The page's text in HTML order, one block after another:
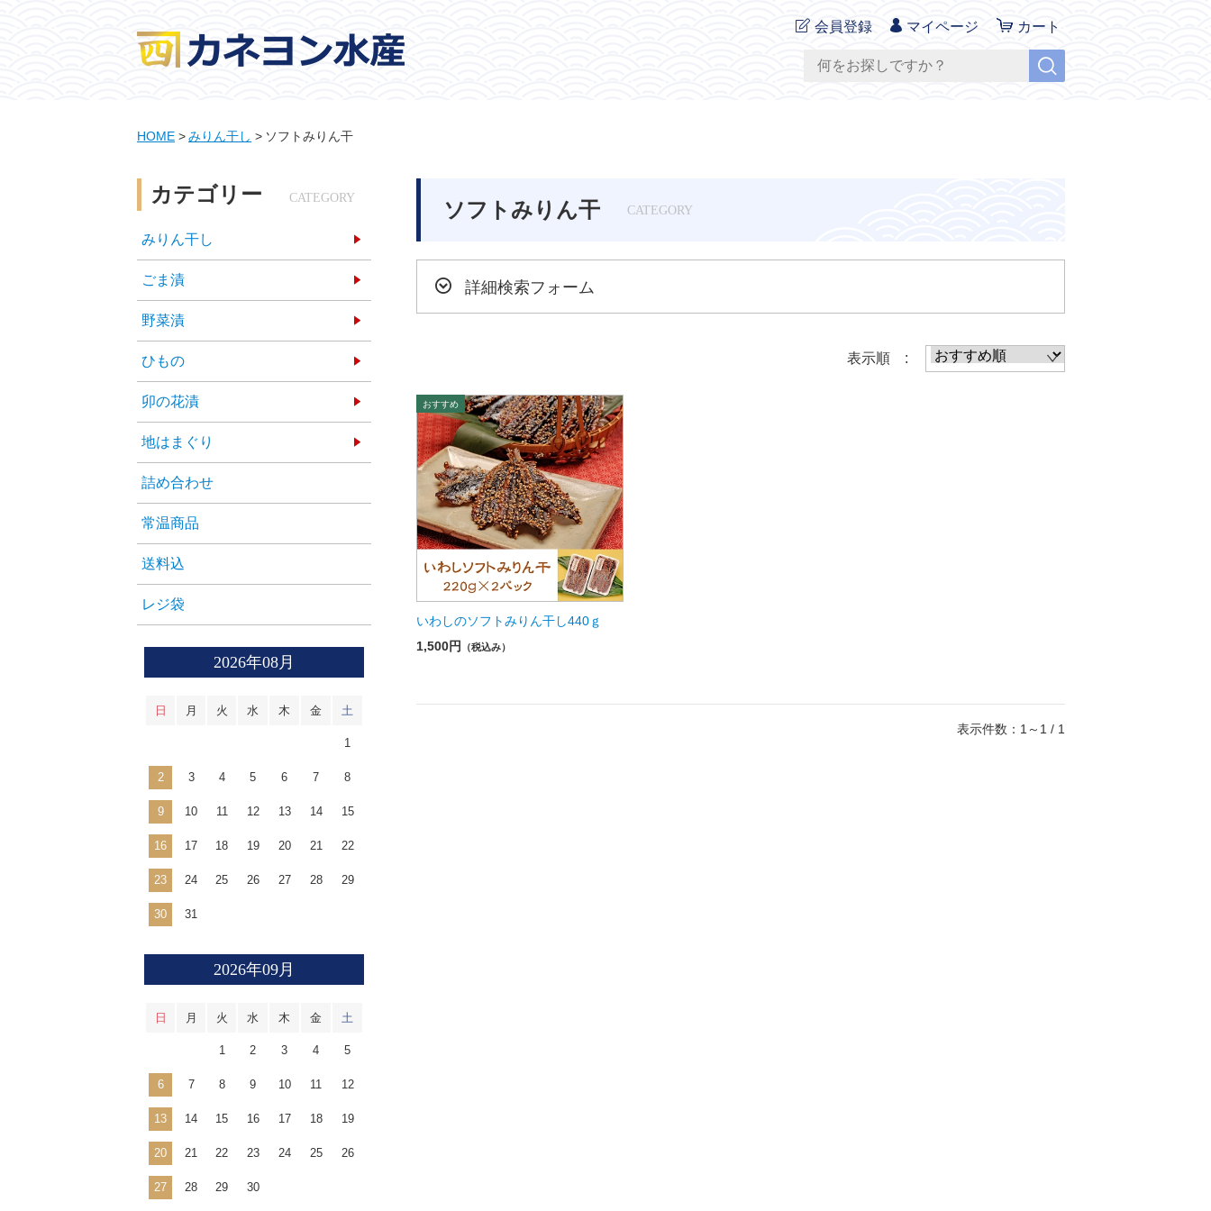
会員登録 マイページ カート
HOME みりん干し ソフトみりん干
ソフトみりん干 CATEGORY
詳細検索フォーム
表示順 :
いわしのソフトみりん干し440ｇ
1,500円
（税込み）
表示件数：1～1 / 1
カテゴリー CATEGORY
みりん干し
ごま漬
野菜漬
ひもの
卯の花漬
地はまぐり
詰め合わせ
常温商品
送料込
レジ袋
2026年08月
日 月 火 水 木 金 土
1
2 3 4 5 6 7 8
9 10 11 12 13 14 15
16 17 18 19 20 21 22
23 24 25 26 27 28 29
30 31
2026年09月
日 月 火 水 木 金 土
1 2 3 4 5
6 7 8 9 10 11 12
13 14 15 16 17 18 19
20 21 22 23 24 25 26
27 28 29 30